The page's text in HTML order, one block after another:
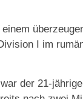
I im
der 21-